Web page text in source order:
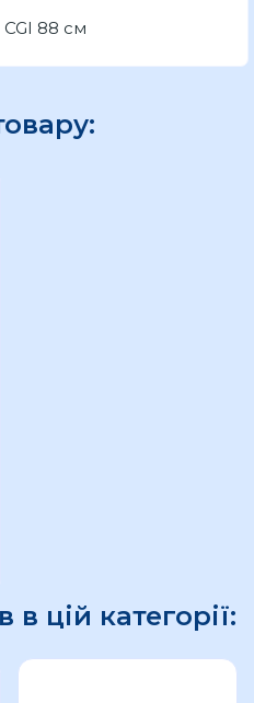
88 см
в цій категорії: